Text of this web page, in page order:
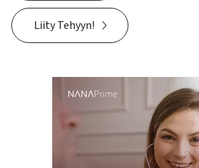
Liity Tehyyn!